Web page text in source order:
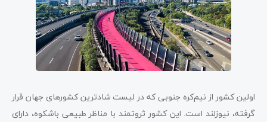
اولین کشور از نیم‌کره جنوبی که در لیست شادترین کشورهای جهان قرار
گرفته، نیوزلند است. این کشور ثروتمند با مناظر طبیعی باشکوه، دارای